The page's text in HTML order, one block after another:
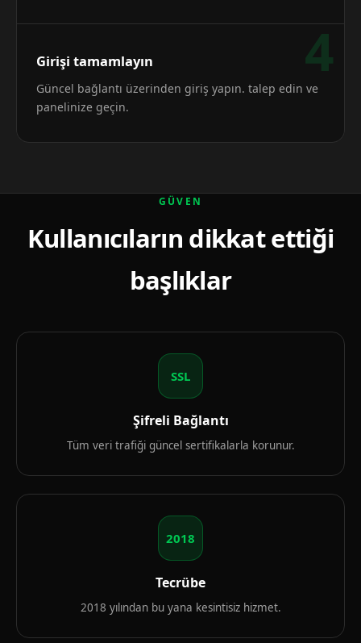
4
Girişi tamamlayın
Güncel bağlantı üzerinden giriş yapın. talep edin ve
panelinize geçin.
GÜVEN
Kullanıcıların dikkat ettiği
başlıklar
SSL
Şifreli Bağlantı
Tüm veri trafiği güncel sertifikalarla korunur.
2018
Tecrübe
2018 yılından bu yana kesintisiz hizmet.